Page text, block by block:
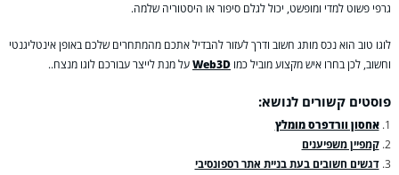
גרפי פשוט למדי ומופשט, יכול לגלם סיפור או היסטוריה שלמה.
לוגו טוב הוא נכס מותג חשוב ודרך לעזור להבדיל אתכם מהמתחרים שלכם באופן אינטליגנטי
וחשוב, לכן בחרו איש מקצוע מוביל כמו Web3Dעל מנת לייצר עבורכם לוגו מנצח..
פוסטים קשורים לנושא:
אחסון וורדפרס מומלץ
קמפיין משפיענים
דגשים חשובים בעת בניית אתר רספונסיבי